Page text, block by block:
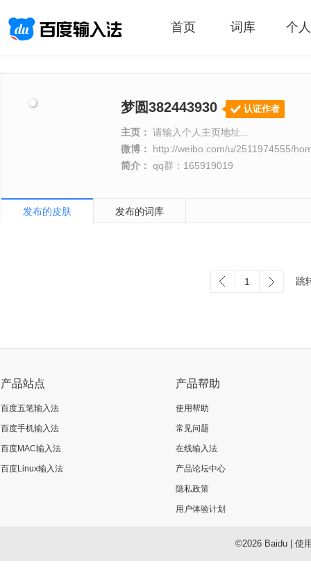
首页 词库 个
梦圆382443930 认证作者
主页： 请输入个人主页地址...
微博：
http://weibo.com/u/2511974555/
简介： qq群：165919019
发布的皮肤 发布的词库
1 跳
产品站点
百度五笔输入法
百度手机输入法
百度MAC输入法
百度Linux输入法
产品帮助
使用帮助
常见问题
在线输入法
产品论坛中心
隐私政策
用户体验计划
©2026 Baidu| 使